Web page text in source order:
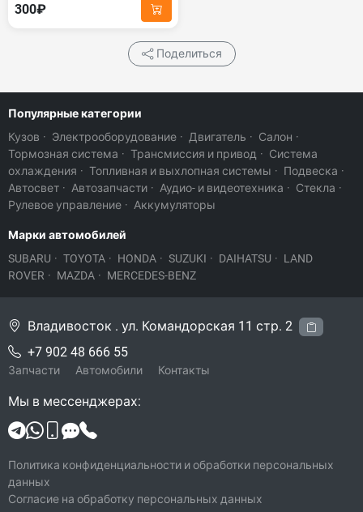
300₽
Поделиться
Популярные категории
Кузов · Электрооборудование · Двигатель · Салон ·
Тормозная система · Трансмиссия и привод · Система
охлаждения · Топливная и выхлопная системы · Подвеска ·
Автосвет · Автозапчасти · Аудио- и видеотехника · Стекла ·
Рулевое управление · Аккумуляторы
Марки автомобилей
SUBARU · TOYOTA · HONDA · SUZUKI · DAIHATSU · LAND
ROVER · MAZDA · MERCEDES-BENZ
Владивосток . ул. Командорская 11 стр. 2
+7 902 48 666 55
Запчасти Автомобили Контакты
Мы в мессенджерах:
Политика конфиденциальности и обработки персональных
данных
Согласие на обработку персональных данных